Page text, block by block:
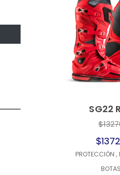
SG22
PROTECCIÓN,
BOTAS